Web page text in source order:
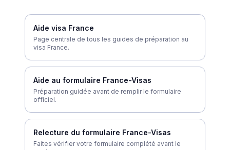
Aide visa France
Page centrale de tous les guides de préparation au
visa France.
Aide au formulaire France-Visas
Préparation guidée avant de remplir le formulaire
officiel.
Relecture du formulaire France-Visas
Faites vérifier votre formulaire complété avant le